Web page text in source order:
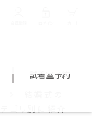
試着室予約